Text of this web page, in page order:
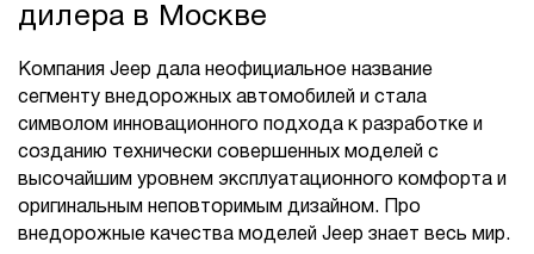
дилера в Москве
Компания Jeep дала неофициальное название
сегменту внедорожных автомобилей и стала
символом инновационного подхода к разработке и
созданию технически совершенных моделей с
высочайшим уровнем эксплуатационного комфорта и
оригинальным неповторимым дизайном. Про
внедорожные качества моделей Jeep знает весь мир.